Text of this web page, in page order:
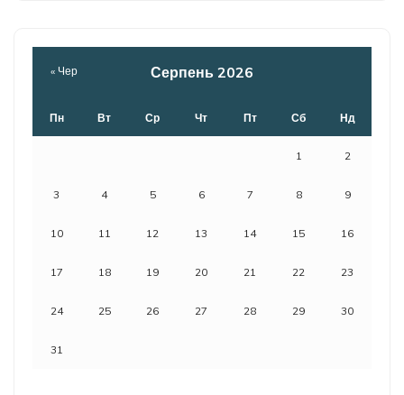
Серпень 2026
Пн Вт Ср Чт Пт Сб Нд
1 2
3 4 5 6 7 8 9
10 11 12 13 14 15 16
17 18 19 20 21 22 23
24 25 26 27 28 29 30
31
« Чер